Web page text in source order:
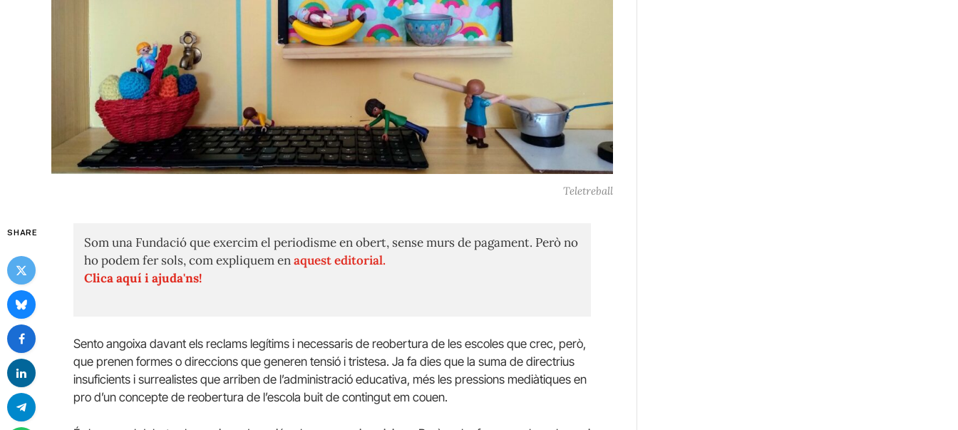
Teletreball
SHARE
Som una Fundació que exercim el periodisme en obert, sense murs de pagament. Però no
ho podem fer sols, com expliquem enaquest editorial.
Clica aquí i ajuda'ns!
Sento angoixa davant els reclams legítims i necessaris de reobertura de les escoles que crec, però,
que prenen formes o direccions que generen tensió i tristesa. Ja fa dies que la suma de directrius
insuficients i surrealistes que arriben de l’administració educativa, més les pressions mediàtiques en
pro d’un concepte de reobertura de l’escola buit de contingut em couen.